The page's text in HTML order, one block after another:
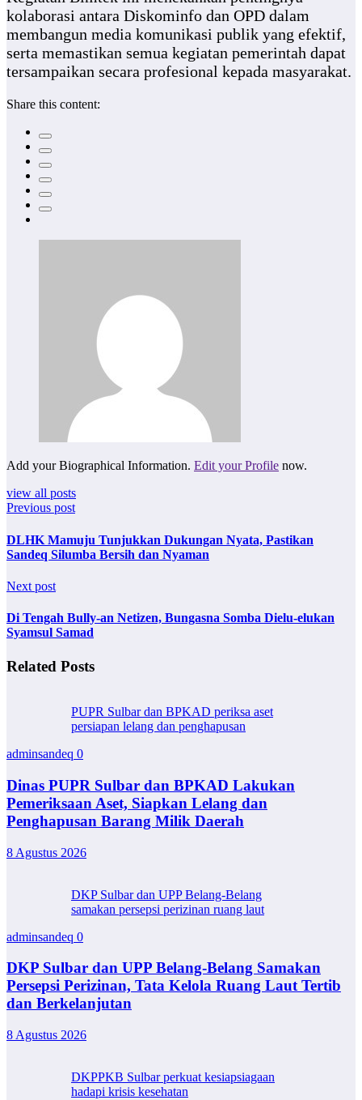
kolaborasi antara Diskominfo dan OPD dalam
membangun media komunikasi publik yang efektif,
serta memastikan semua kegiatan pemerintah dapat
tersampaikan secara profesional kepada masyarakat.
Share this content:
Add your Biographical Information. Edit your Profile now.
view all posts
Previous post
DLHK Mamuju Tunjukkan Dukungan Nyata, Pastikan
Sandeq Silumba Bersih dan Nyaman
Next post
Di Tengah Bully-an Netizen, Bungasna Somba Dielu-elukan
Syamsul Samad
Related Posts
PUPR Sulbar dan BPKAD periksa aset
persiapan lelang dan penghapusan
adminsandeq 0
Dinas PUPR Sulbar dan BPKAD Lakukan
Pemeriksaan Aset, Siapkan Lelang dan
Penghapusan Barang Milik Daerah
8 Agustus 2026
DKP Sulbar dan UPP Belang-Belang
samakan persepsi perizinan ruang laut
adminsandeq 0
DKP Sulbar dan UPP Belang-Belang Samakan
Persepsi Perizinan, Tata Kelola Ruang Laut Tertib
dan Berkelanjutan
8 Agustus 2026
DKPPKB Sulbar perkuat kesiapsiagaan
hadapi krisis kesehatan